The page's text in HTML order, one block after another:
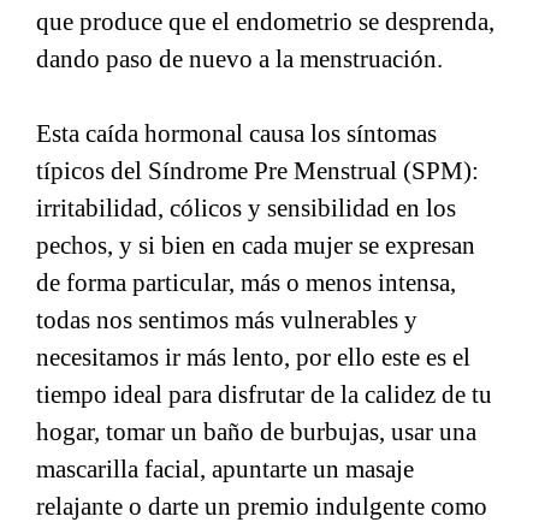
que produce que el endometrio se desprenda,
dando paso de nuevo a la menstruación.
Esta caída hormonal causa los síntomas
típicos del Síndrome Pre Menstrual (SPM):
irritabilidad, cólicos y sensibilidad en los
pechos, y si bien en cada mujer se expresan
de forma particular, más o menos intensa,
todas nos sentimos más vulnerables y
necesitamos ir más lento, por ello este es el
tiempo ideal para disfrutar de la calidez de tu
hogar, tomar un baño de burbujas, usar una
mascarilla facial, apuntarte un masaje
relajante o darte un premio indulgente como